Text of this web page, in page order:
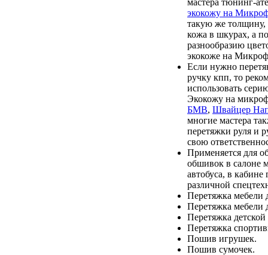
экокожу на
такую же толщину,
кожа в шкурах, а
разнообразию
экокоже на
Если нужно
ручку кпп, то
использовать
Экокожу на
БМВ, Швайцер
многие мастера
перетяжки руля и
свою
Применяется для
обшивок в салоне
автобуса, в
различной
Перетяжка мебели
Перетяжка мебели
Перетяжка
Перетяжка
Пошив игрушек.
Пошив сумочек.